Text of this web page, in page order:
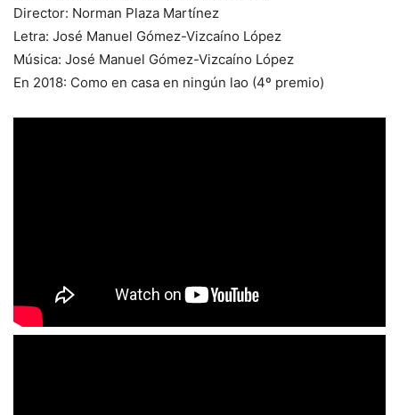
Director: Norman Plaza Martínez
Letra: José Manuel Gómez-Vizcaíno López
Música: José Manuel Gómez-Vizcaíno López
En 2018: Como en casa en ningún lao (4º premio)